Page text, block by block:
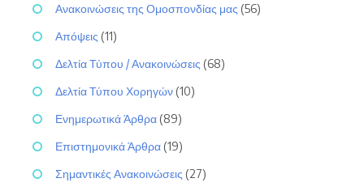
Ανακοινώσεις της Ομοσπονδίας μας (56)
Απόψεις (11)
Δελτία Τύπου / Ανακοινώσεις (68)
Δελτία Τύπου Χορηγών (10)
Ενημερωτικά Άρθρα (89)
Επιστημονικά Άρθρα (19)
Σημαντικές Ανακοινώσεις (27)